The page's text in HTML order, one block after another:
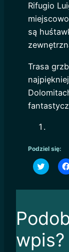
Rifugio
są
Trasa
Podziel się:
Click
to
Twitter
new
wpis?